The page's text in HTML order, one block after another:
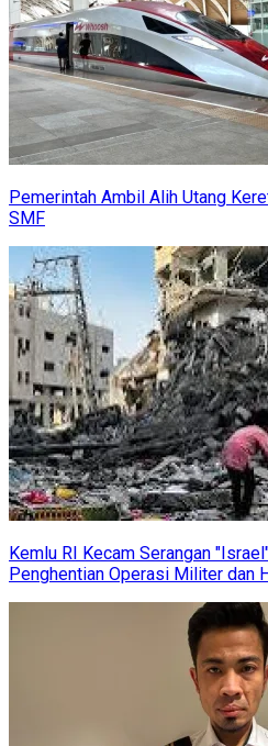
Pemerintah Ambil Alih Utang
SMF
Kemlu RI Kecam Serangan
Penghentian Operasi Militer dan